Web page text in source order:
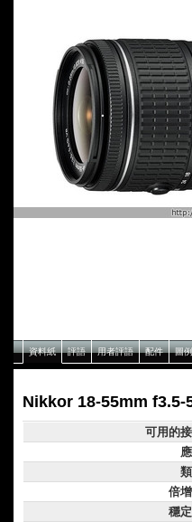
資料紙 評語 用者評語 配件 圖例
Nikkor 18-55mm f3.5-
可用的
倍
穩